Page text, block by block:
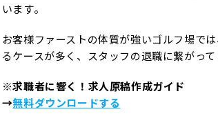
います。
お客様ファーストの体質が強いゴルフ場で
るケースが多く、スタッフの退職に繋がって
※求職者に響く！求人原稿作成ガイド
→無料ダウンロードする